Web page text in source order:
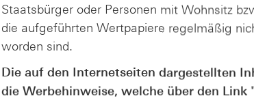
Staatsbürger oder Personen mit Wohnsitz
die aufgeführten Wertpapiere regelmäßig
worden sind.
Die auf den Internetseiten dargestellten
die Werbehinweise, welche über den Link